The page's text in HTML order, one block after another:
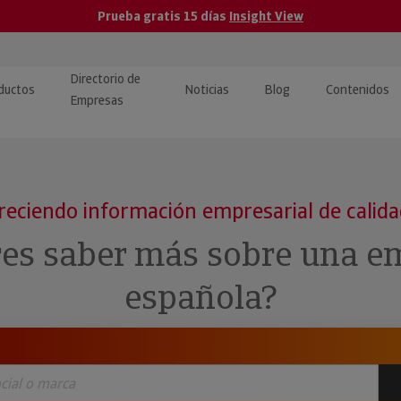
Prueba gratis 15 días Insight View
y ERP
· Recuperación de
Directorio de
Empresas
Noticias Blog Contenidos
Pública
Investigada
información empresarial de
saber más sobre una
española?